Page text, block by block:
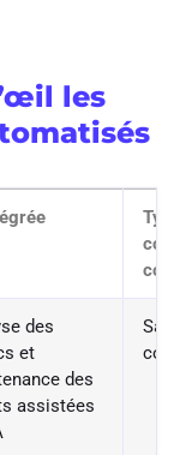
les
Type
code
des
et
des
assistées
code